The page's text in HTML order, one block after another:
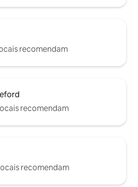
recomendam
recomendam
recomendam